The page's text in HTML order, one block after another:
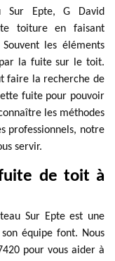
Sur Epte, G David
toiture en faisant
les éléments
la fuite sur le toit.
faire la recherche de
fuite pour pouvoir
les méthodes
professionnels, notre
servir.
de toit à
Sur Epte est une
équipe font. Nous
pour vous aider à